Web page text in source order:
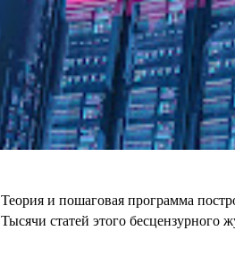
Теория и пошаговая программа
Тысячи статей этого